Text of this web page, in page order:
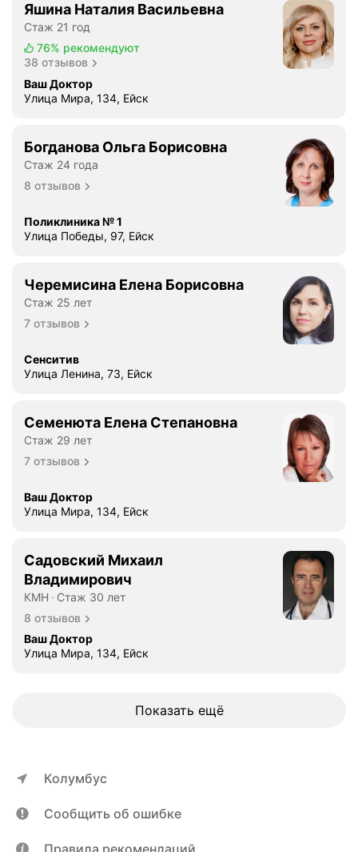
Яшина Наталия Васильевна
Стаж 21 год
76% рекомендуют
38 отзывов
Ваш Доктор
Улица Мира, 134, Ейск
Богданова Ольга Борисовна
Стаж 24 года
8 отзывов
Поликлиника № 1
Улица Победы, 97, Ейск
Черемисина Елена Борисовна
Стаж 25 лет
7 отзывов
Сенситив
Улица Ленина, 73, Ейск
Семенюта Елена Степановна
Стаж 29 лет
7 отзывов
Ваш Доктор
Улица Мира, 134, Ейск
Садовский Михаил
Владимирович
КМН
Стаж 30 лет
8 отзывов
Ваш Доктор
Улица Мира, 134, Ейск
Показать ещё
Колумбус
Сообщить об ошибке